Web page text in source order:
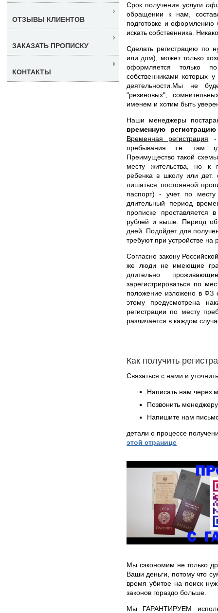
Срок получения услуги
обращении к нам,
подготовке и
искать собственника.
Сделать регистрацию по
или дом), может только
оформляется
собственниками которых
деятельности.Мы не
"резиновых",
именем и хотим быть
Наши менеджеры
временную
Временная регистрация -
пребывания т.е. там
Преимущество такой
месту жительства, но к
ребенка в школу или
лишаться постоянной
паспорт) - учет по месту
длительный период
прописке
рублей и выше. Период
дней. Подойдет для
требуют при устройстве на
Согласно закону
же люди не имеющие
длительно
зарегистрироваться по
положение изложено в
этому предусмотрена
регистрации по месту
различается в каждом
Как получить
Связаться с нами и
Написать нам через
Позвонить
Напишите нам
детали о процессе
этой странице
Мы сэкономим не только
Ваши деньги, потому что
время убитое на поиск
законов гораздо больше.
Мы ГАРАНТИРУЕМ
ОТЗЫВЫ КЛИЕНТОВ
ЗАКАЗАТЬ ПРОПИСКУ
КОНТАКТЫ